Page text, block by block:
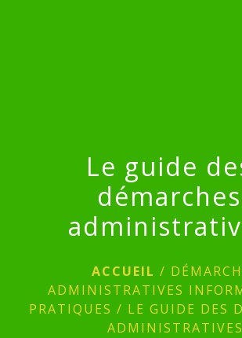
Le guide
démarches
ACCUEIL /
ADMINISTRATIVES
PRATIQUES / LE GUIDE DES
ADMINISTRATIVES